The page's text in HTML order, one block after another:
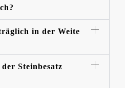
in der Weite
Steinbesatz